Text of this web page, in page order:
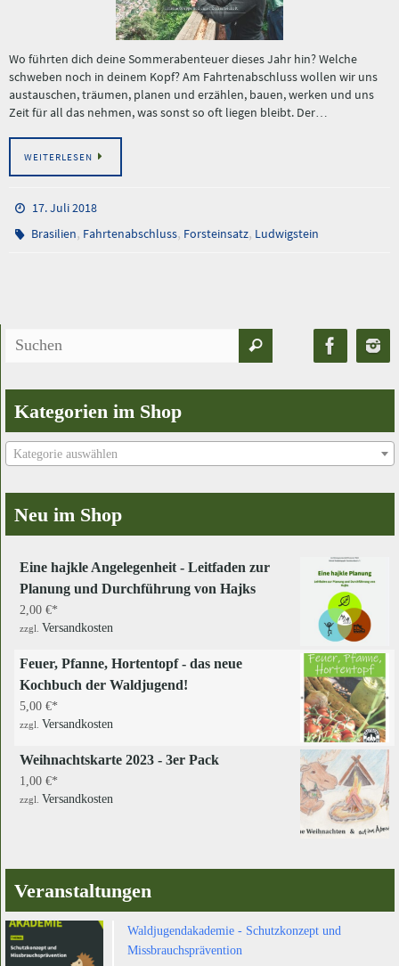
Wo führten dich deine Sommerabenteuer dieses Jahr hin? Welche
schweben noch in deinem Kopf? Am Fahrtenabschluss wollen wir uns
austauschen, träumen, planen und erzählen, bauen, werken und uns
Zeit für all das nehmen, was sonst so oft liegen bleibt. Der…
WEITERLESEN
17. Juli 2018
Brasilien, Fahrtenabschluss, Forsteinsatz, Ludwigstein
Suchen
Kategorien im Shop
Kategorie auswählen
Neu im Shop
Eine hajkle Angelegenheit - Leitfaden zur
Planung und Durchführung von Hajks
2,00 €
zzgl. Versandkosten
Feuer, Pfanne, Hortentopf - das neue
Kochbuch der Waldjugend!
5,00 €
zzgl. Versandkosten
Weihnachtskarte 2023 - 3er Pack
1,00 €
zzgl. Versandkosten
Veranstaltungen
Waldjugendakademie - Schutzkonzept und
Missbrauchsprävention